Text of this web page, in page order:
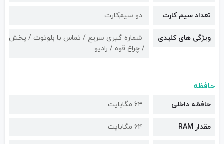
تعداد سیم کارت دو سیم‌کارت
ویژگی های کلیدی
شماره گیری سریع / تماس با بلوتوث / پخش
/ چراغ قوه / رادیو
حافظه
حافظه داخلی ۶۴ مگابایت
مقدار RAM 64 مگابایت